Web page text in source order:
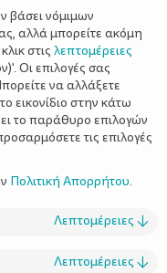
βάσει νόμιμων
αλλά μπορείτε ακόμη
στις λεπτομέρειες
Οι επιλογές σας
να αλλάξετε
εικονίδιο στην κάτω
το παράθυρο επιλογών
τις επιλογές
Πολιτική Απορρήτου.
Λεπτομέρειες ↓
Λεπτομέρειες ↓